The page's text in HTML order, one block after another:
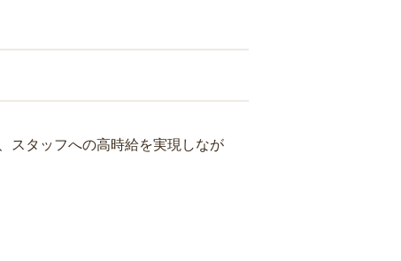
スタッフへの高時給を実現しなが